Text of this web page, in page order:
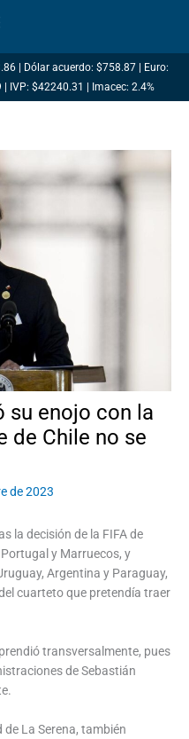
| Dólar acuerdo: $758.87 | Euro:
IVP: $42240.31 | Imacec: 2.4%
su enojo con la
de Chile no se
de 2023
la decisión de la FIFA de
y Marruecos, y
Argentina y Paraguay,
cuarteto que pretendía traer
transversalmente, pues
de Sebastián
de La Serena, también